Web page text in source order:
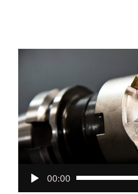
Audio
00:00